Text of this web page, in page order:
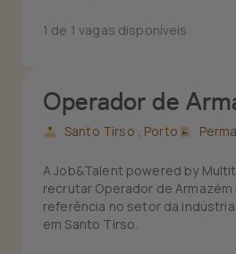
1 de 1 vagas disponíveis
Operador de
Santo Tirso , Porto
A Job&Talent powered by
recrutar Operador de
referência no setor da
em Santo Tirso.